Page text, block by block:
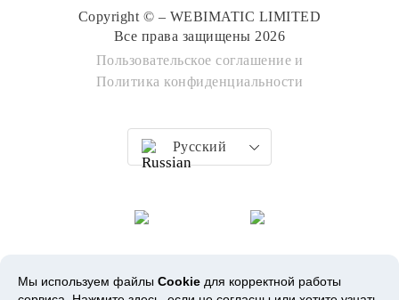
Copyright © – WEBIMATIC LIMITED
Все права защищены 2026
Пользовательское соглашение и
Политика конфиденциальности
Русский
Мы используем файлы Cookie для корректной работы